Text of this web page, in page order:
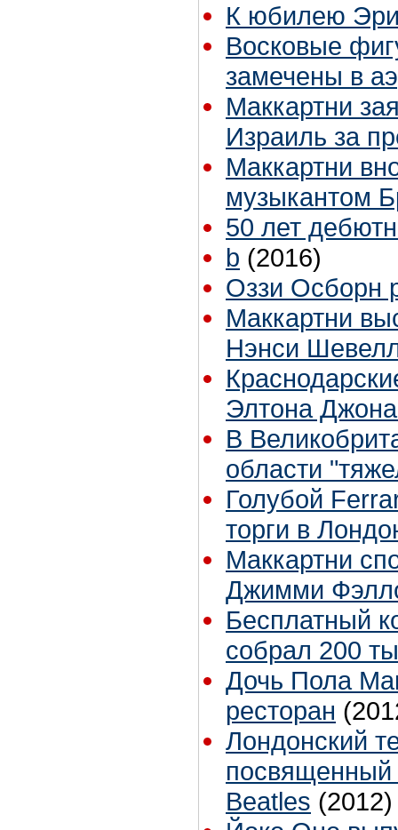
К юбилею
Восковые
замечены в
Маккартни
Израиль за
Маккартни
музыкантом
50 лет
b (2016)
Оззи Осборн
Маккартни
Нэнси
Элтона Джона
В
области
Голубой
торги в
Маккартни
Джимми
Бесплатный
собрал 200
Дочь Пола
ресторан
Лондонский
посвященный
Beatles (2012)